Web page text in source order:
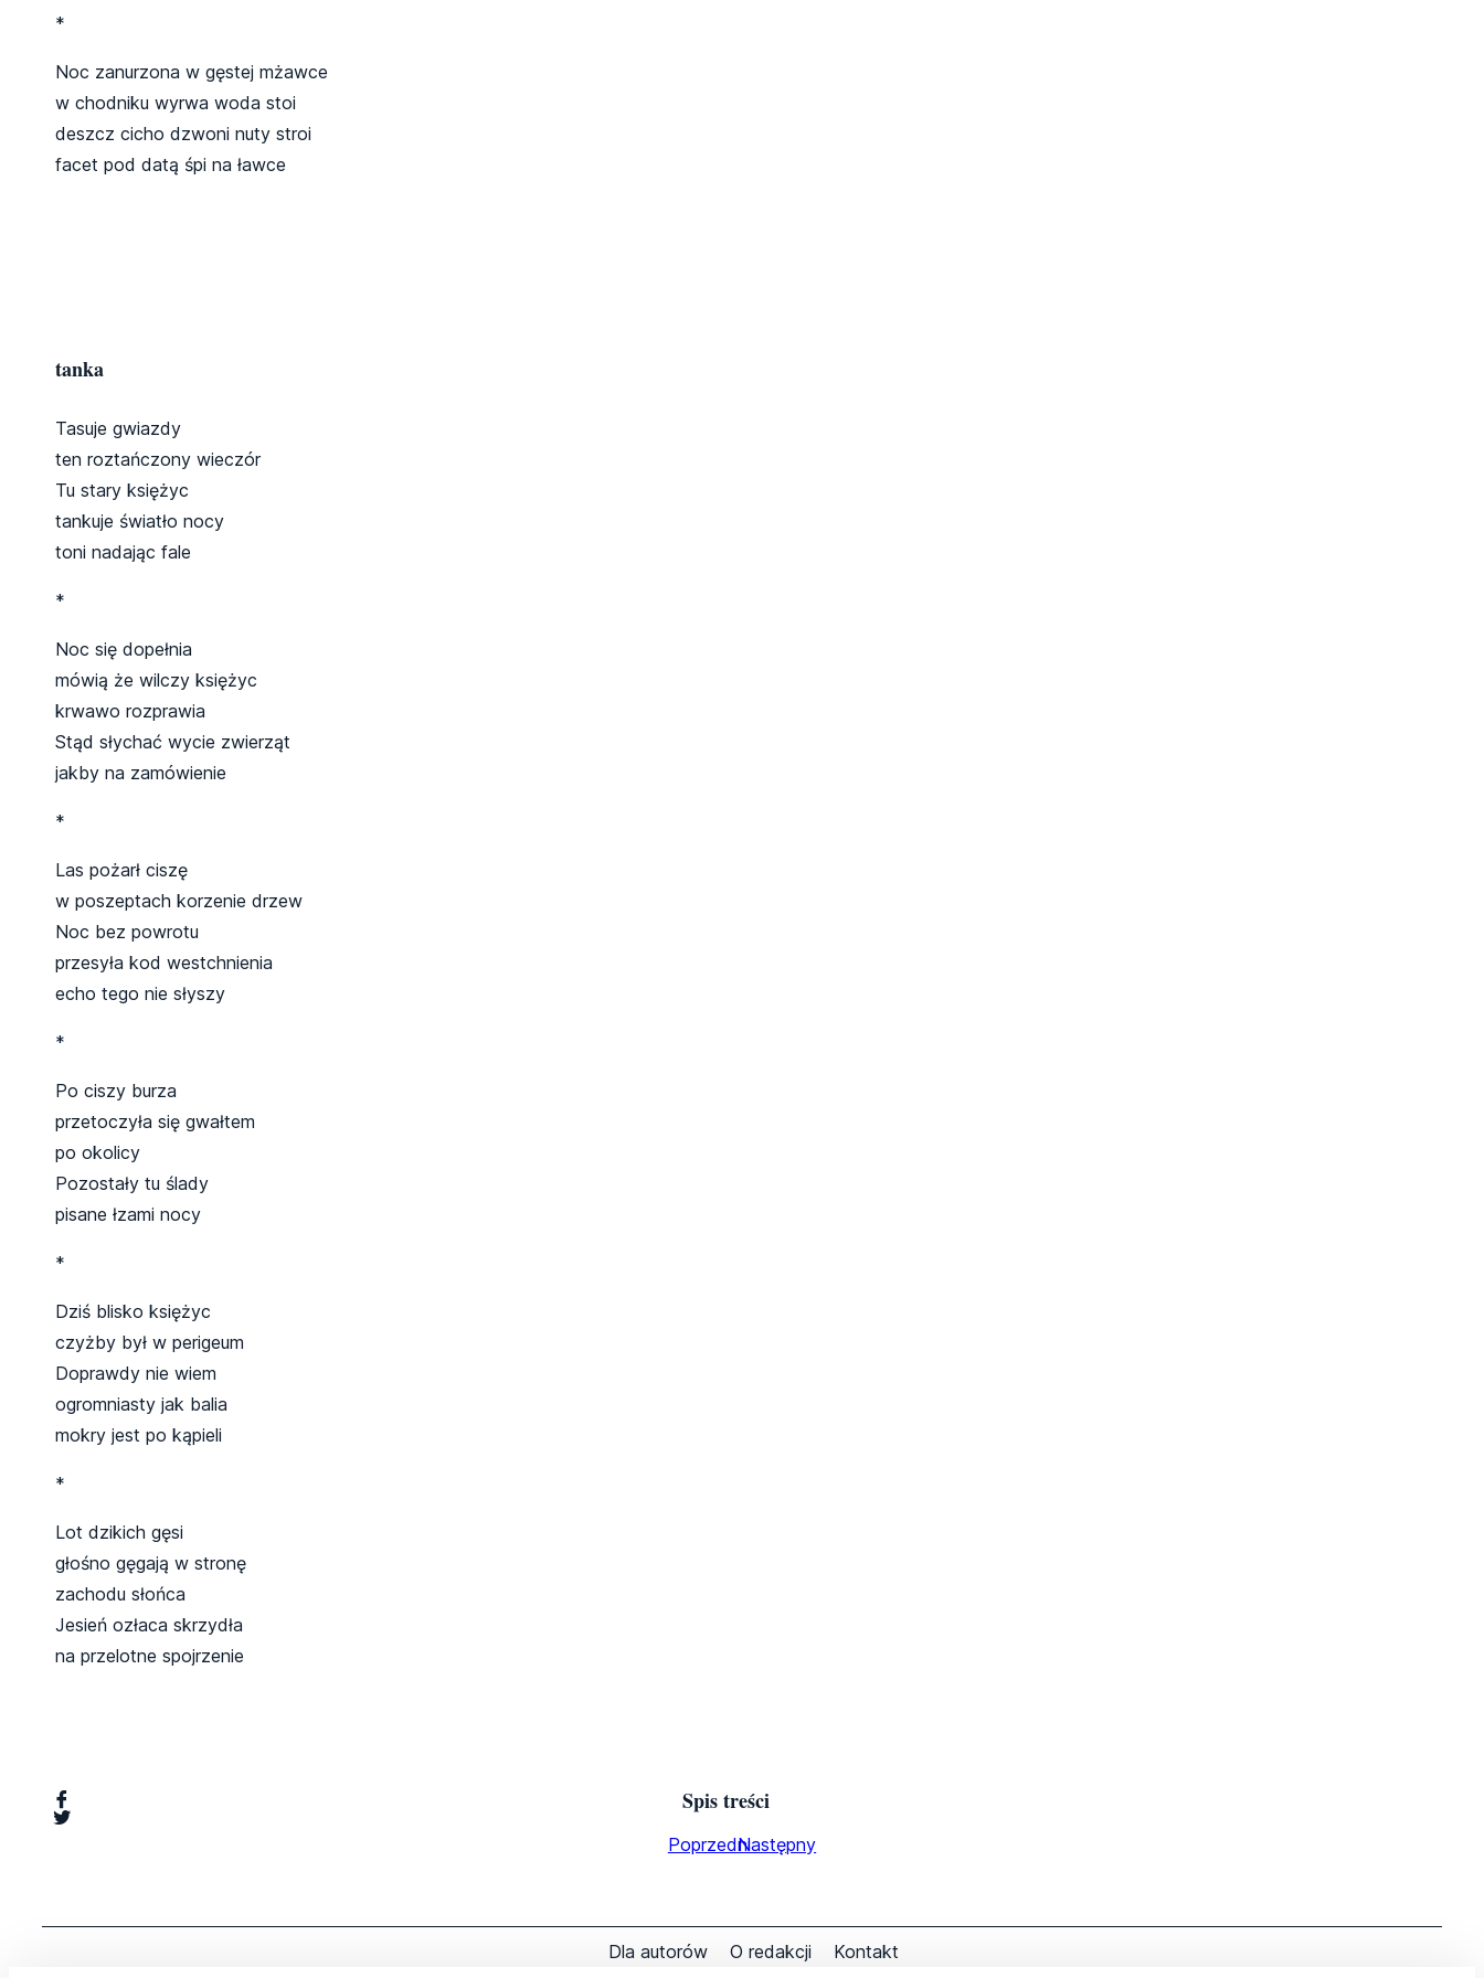
*
Noc zanurzona w gęstej mżawce
w chodniku wyrwa woda stoi
deszcz cicho dzwoni nuty stroi
facet pod datą śpi na ławce
tanka
Tasuje gwiazdy
ten roztańczony wieczór
Tu stary księżyc
tankuje światło nocy
toni nadając fale
*
Noc się dopełnia
mówią że wilczy księżyc
krwawo rozprawia
Stąd słychać wycie zwierząt
jakby na zamówienie
*
Las pożarł ciszę
w poszeptach korzenie drzew
Noc bez powrotu
przesyła kod westchnienia
echo tego nie słyszy
*
Po ciszy burza
przetoczyła się gwałtem
po okolicy
Pozostały tu ślady
pisane łzami nocy
*
Dziś blisko księżyc
czyżby był w perigeum
Doprawdy nie wiem
ogromniasty jak balia
mokry jest po kąpieli
*
Lot dzikich gęsi
głośno gęgają w stronę
zachodu słońca
Jesień ozłaca skrzydła
na przelotne spojrzenie
Spis treści
PoprzedniNastępny
Dla autorów O redakcji Kontakt